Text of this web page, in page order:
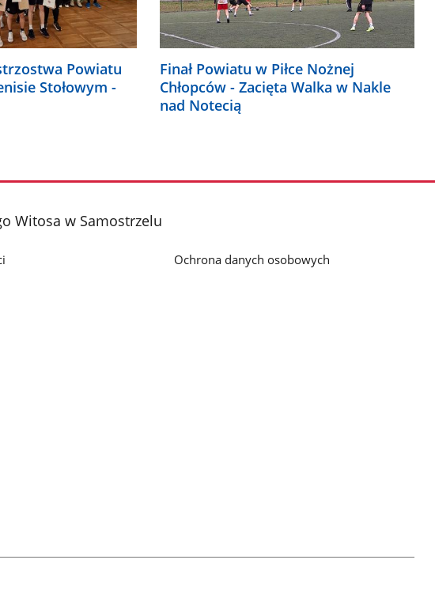
Powiatu
Stołowym -
Finał Powiatu w Piłce Nożnej
Chłopców - Zacięta Walka w Nakle
nad Notecią
Witosa w Samostrzelu
Ochrona danych osobowych